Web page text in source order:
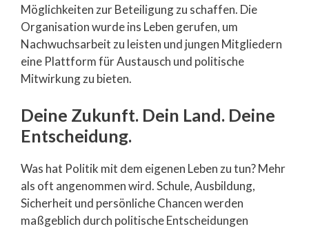
Möglichkeiten zur Beteiligung zu schaffen. Die
Organisation wurde ins Leben gerufen, um
Nachwuchsarbeit zu leisten und jungen Mitgliedern
eine Plattform für Austausch und politische
Mitwirkung zu bieten.
Deine Zukunft. Dein Land. Deine
Entscheidung.
Was hat Politik mit dem eigenen Leben zu tun? Mehr
als oft angenommen wird. Schule, Ausbildung,
Sicherheit und persönliche Chancen werden
maßgeblich durch politische Entscheidungen